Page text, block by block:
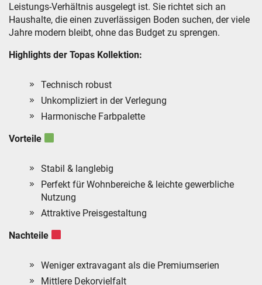
Leistungs-Verhältnis ausgelegt ist. Sie richtet sich an
Haushalte, die einen zuverlässigen Boden suchen, der viele
Jahre modern bleibt, ohne das Budget zu sprengen.
Highlights der Topas Kollektion:
Technisch robust
Unkompliziert in der Verlegung
Harmonische Farbpalette
Vorteile
Stabil & langlebig
Perfekt für Wohnbereiche & leichte gewerbliche
Nutzung
Attraktive Preisgestaltung
Nachteile
Weniger extravagant als die Premiumserien
Mittlere Dekorvielfalt